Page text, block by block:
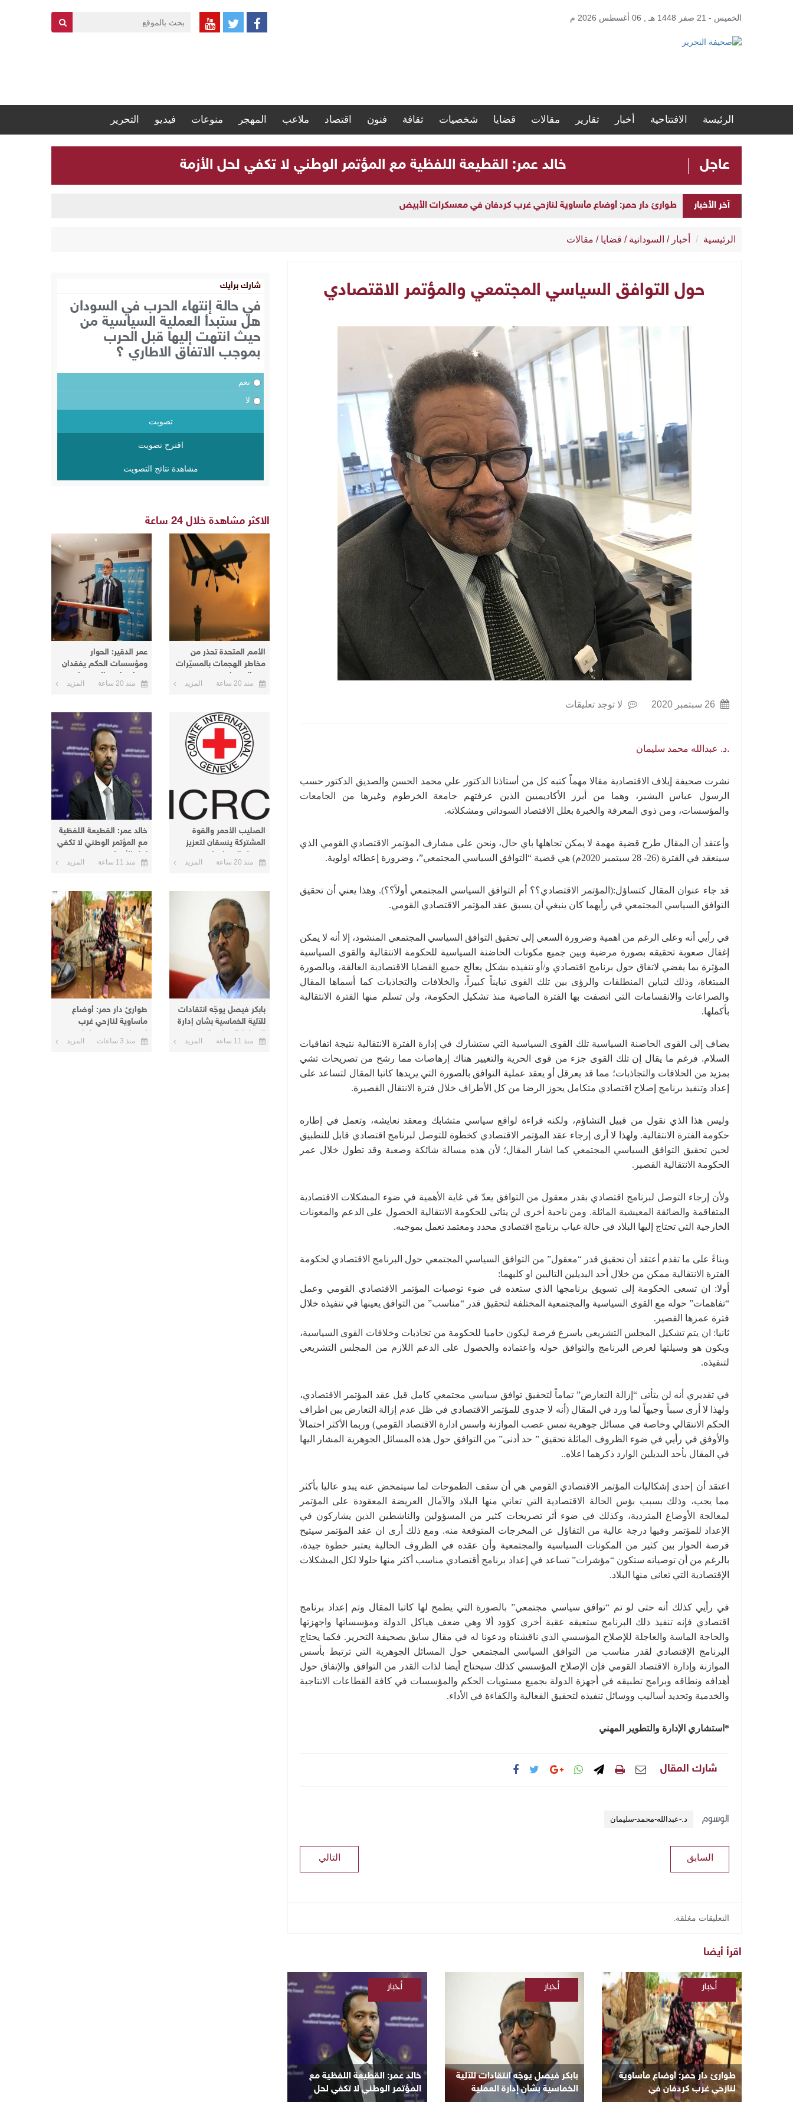
الخميس - 21 صفر 1448 هـ , 06 أغسطس 2026 م
الرئيسة الافتتاحية أخبار تقارير مقالات قضايا شخصيات ثقافة فنون اقتصاد ملاعب المهجر منوعات فيديو التحرير
عاجل ​خالد عمر: القطيعة اللفظية مع المؤتمر الوطني لا تكفي لحل الأزمة
آخر الأخبار
بابكر فيصل يوجّه انتقادات للآلية الخماسية بشأن إدارة العملية السياسية
الرئيسية أخبار / السودانية / قضايا / مقالات
حول التوافق السياسي المجتمعي والمؤتمر الاقتصادي
لا توجد تعليقات
.د. عبدالله محمد سليمان
نشرت صحيفة إيلاف الاقتصادية مقالا مهماً كتبه كل من أستاذنا الدكتور علي محمد الحسن والصديق الدكتور حسب
الرسول عباس البشير، وهما من أبرز الأكاديميين الذين عرفتهم جامعة الخرطوم وغيرها من الجامعات
والمؤسسات، ومن ذوي المعرفة والخبرة بعلل الاقتصاد السوداني ومشكلاته.
وأعتقد أن المقال طرح قضية مهمة لا يمكن تجاهلها باي حال، ونحن على مشارف المؤتمر الاقتصادي القومي الذي
سينعقد في الفترة (26- 28 سبتمبر 2020م) هي قضية “التوافق السياسي المجتمعي”، وضرورة إعطائه اولوية.
قد جاء عنوان المقال كتساؤل:(المؤتمر الاقتصادي؟؟ أم التوافق السياسي المجتمعي أولاً؟؟). وهذا يعني أن تحقيق
التوافق السياسي المجتمعي في رأيهما كان ينبغي أن يسبق عقد المؤتمر الاقتصادي القومي.
في رأيي أنه وعلى الرغم من اهمية وضرورة السعي إلى تحقيق التوافق السياسي المجتمعي المنشود، إلا أنه لا يمكن
إغفال صعوبة تحقيقه بصورة مرضية وبين جميع مكونات الحاضنة السياسية للحكومة الانتقالية والقوى السياسية
المؤثرة بما يفضي لاتفاق حول برنامج اقتصادي و/أو تنفيذه بشكل يعالج جميع القضايا الاقتصادية العالقة، وبالصورة
المبتغاة، وذلك لتباين المنطلقات والرؤى بين تلك القوى تبايناً كبيراً، والخلافات والتجاذبات كما أسماها المقال
والصراعات والانقسامات التي اتصفت بها الفترة الماضية منذ تشكيل الحكومة، ولن تسلم منها الفترة الانتقالية
بأكملها.
يضاف إلى القوى الحاضنة السياسية تلك القوى السياسية التي ستشارك في إدارة الفترة الانتقالية نتيجة اتفاقيات
السلام. فرغم ما يقال إن تلك القوى جزء من قوى الحرية والتغيير هناك إرهاصات مما رشح من تصريحات تشي
بمزيد من الخلافات والتجاذبات؛ مما قد يعرقل أو يعقد عملية التوافق بالصورة التي يريدها كاتبا المقال لتساعد على
إعداد وتنفيذ برنامج إصلاح اقتصادي متكامل يحوز الرضا من كل الأطراف خلال فترة الانتقال القصيرة.
وليس هذا الذي نقول من قبيل التشاؤم، ولكنه قراءة لواقع سياسي متشابك ومعقد نعايشه، وتعمل في إطاره
حكومة الفترة الانتقالية. ولهذا لا أرى إرجاء عقد المؤتمر الاقتصادي كخطوة للتوصل لبرنامج اقتصادي قابل للتطبيق
لحين تحقيق التوافق السياسي المجتمعي كما اشار المقال؛ لأن هذه مسالة شائكة وصعبة وقد تطول خلال عمر
الحكومة الانتقالية القصير.
ولأن إرجاء التوصل لبرنامج اقتصادي بقدر معقول من التوافق يعدّ في غاية الأهمية في ضوء المشكلات الاقتصادية
المتفاقمة والضائقة المعيشية الماثلة. ومن ناحية أخرى لن يتاتى للحكومة الانتقالية الحصول على الدعم والمعونات
الخارجية التي تحتاج إليها البلاد في حالة غياب برنامج اقتصادي محدد ومعتمد تعمل بموجبه.
وبناءً على ما تقدم أعتقد أن تحقيق قدر “معقول” من التوافق السياسي المجتمعي حول البرنامج الاقتصادي لحكومة
الفترة الانتقالية ممكن من خلال أحد البديلين التاليين او كليهما:
أولا: ان تسعى الحكومة إلى تسويق برنامجها الذي ستعده في ضوء توصيات المؤتمر الاقتصادي القومي وعمل
“تفاهمات” حوله مع القوى السياسية والمجتمعية المختلفة لتحقيق قدر “مناسب” من التوافق يعينها في تنفيذه خلال
فترة عمرها القصير.
ثانيا: ان يتم تشكيل المجلس التشريعي باسرع فرصة ليكون حاميا للحكومة من تجاذبات وخلافات القوى السياسية،
ويكون هو وسيلتها لعرض البرنامج والتوافق حوله واعتماده والحصول على الدعم اللازم من المجلس التشريعي
لتنفيذه.
في تقديري أنه لن يتأتى “إزالة التعارض” تماماً لتحقيق توافق سياسي مجتمعي كامل قبل عقد المؤتمر الاقتصادي،
ولهذا لا أرى سبباً وجيهاً لما ورد في المقال (أنه لا جدوى للمؤتمر الاقتصادي في ظل عدم إزالة التعارض بين اطراف
الحكم الانتقالي وخاصة في مسائل جوهرية تمس عصب الموازنة واسس ادارة الاقتصاد القومي) وربما الأكثر احتمالاً
والأوفق في رأيي في ضوء الظروف الماثلة تحقيق ” حد أدنى” من التوافق حول هذه المسائل الجوهرية المشار اليها
في المقال بأحد البديلين الوارد ذكرهما اعلاه..
اعتقد أن إحدى إشكاليات المؤتمر الاقتصادي القومي هي أن سقف الطموحات لما سيتمخض عنه يبدو عاليا بأكثر
مما يجب، وذلك بسبب بؤس الحالة الاقتصادية التي تعاني منها البلاد والآمال العريضة المعقودة على المؤتمر
لمعالجة الأوضاع المتردية، وكذلك في ضوء أثر تصريحات كثير من المسؤولين والناشطين الذين يشاركون في
الإعداد للمؤتمر وفيها درجة عالية من التفاؤل عن المخرجات المتوقعة منه. ومع ذلك أرى ان عقد المؤتمر سيتيح
فرصة الحوار بين كثير من المكونات السياسية والمجتمعية وأن عقده في الظروف الحالية يعتبر خطوة جيدة،
بالرغم من أن توصياته ستكون “مؤشرات” تساعد في إعداد برنامج أقتصادي مناسب أكثر منها حلولا لكل المشكلات
الإقتصادية التي تعاني منها البلاد.
في رأيي كذلك أنه حتى لو تم “توافق سياسي مجتمعي” بالصورة التي يطمح لها كاتبا المقال وتم إعداد برنامج
اقتصادي فإنه تنفيذ ذلك البرنامج ستعيقه عقبة أخرى كؤود ألا وهي ضعف هياكل الدولة ومؤسساتها واجهزتها
والحاجة الماسة والعاجلة للإصلاح المؤسسي الذي ناقشناه ودعونا له في مقال سابق بصحيفة التحرير. فكما يحتاج
البرنامج الإقتصادي لقدر مناسب من التوافق السياسي المجتمعي حول المسائل الجوهرية التي ترتبط بأسس
الموازنة وإدارة الاقتصاد القومي فإن الإصلاح المؤسسي كذلك سيحتاج أيضا لذات القدر من التوافق والإتفاق حول
أهدافه ونطاقه وبرامج تطبيقه في أجهزة الدولة بجميع مستويات الحكم والمؤسسات في كافة القطاعات الانتاجية
والخدمية وتحديد أساليب ووسائل تنفيذه لتحقيق الفعالية والكفاءة في الأداء.
*استشاري الإدارة والتطوير المهني
شارك المقال
الوسوم د.-عبدالله-محمد-سليمان
التالي السابق
التعليقات مغلقة.
اقرأ أيضا
طوارئ دار حمر: أوضاع مأساوية
لنازحي غرب كردفان في
معسكرات الأبيض
أخبار
/
السودانية
بابكر فيصل يوجّه انتقادات للآلية
الخماسية بشأن إدارة العملية
السياسية
أخبار
/
السودانية
​خالد عمر: القطيعة اللفظية مع
المؤتمر الوطني لا تكفي لحل
الأزمة
أخبار
السودانية
شارك برأيك
في حالة إنتهاء الحرب في السودان
هل ستبدأ العملية السياسية من
حيث انتهت إليها قبل الحرب
بموجب الاتفاق الاطاري ؟
نعم
لا
تصويت
اقترح تصويت
مشاهدة نتائج التصويت
الاكثر مشاهدة خلال 24 ساعة
الأمم المتحدة تحذر من
مخاطر الهجمات بالمسيّرات
في السودان
منذ 20 ساعة المزيد
عمر الدقير: الحوار
ومؤسسات الحكم يفقدان
معناهما مع الاستمرار في
الخيار العسكري
منذ 20 ساعة المزيد
الصليب الأحمر والقوة
المشتركة ينسقان لتعزيز
وصول المساعدات
الإنسانية إلى دارفور
منذ 20 ساعة المزيد
​خالد عمر: القطيعة اللفظية
مع المؤتمر الوطني لا تكفي
لحل الأزمة
منذ 11 ساعة المزيد
بابكر فيصل يوجّه انتقادات
للآلية الخماسية بشأن إدارة
العملية السياسية
منذ 11 ساعة المزيد
طوارئ دار حمر: أوضاع
مأساوية لنازحي غرب
كردفان في معسكرات
الأبيض
منذ 3 ساعات المزيد